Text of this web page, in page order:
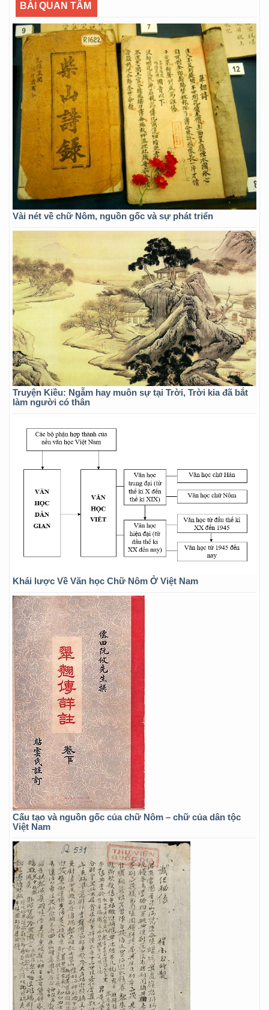
BÀI QUAN TÂM
Vài nét về chữ Nôm, nguồn gốc và sự phát triển
Truyện Kiều: Ngẫm hay muôn sự tại Trời, Trời kia đã bắt
làm người có thân
Khái lược Về Văn học Chữ Nôm Ở Việt Nam
Cấu tạo và nguồn gốc của chữ Nôm – chữ của dân tộc
Việt Nam